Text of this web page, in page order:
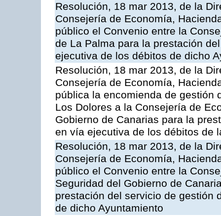
Resolución, 18 mar 2013, de la
Consejería de Economía,
público el Convenio entre la
de La Palma para la prestación
ejecutiva de los débitos de dicho
Resolución, 18 mar 2013, de la
Consejería de Economía,
pública la encomienda de gestión
Los Dolores a la Consejería de
Gobierno de Canarias para la
en vía ejecutiva de los débitos de
Resolución, 18 mar 2013, de la
Consejería de Economía,
público el Convenio entre la
Seguridad del Gobierno de
prestación del servicio de gestión
de dicho Ayuntamiento